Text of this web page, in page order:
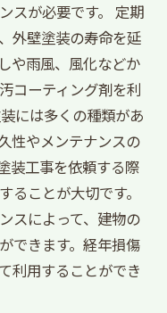
スが必要です。 定期
外壁塗装の寿命を延
や雨風、風化などか
コーティング剤を利
には多くの種類があ
性やメンテナンスの
装工事を依頼する際
ることが大切です。
スによって、建物の
できます。経年損傷
利用することができ